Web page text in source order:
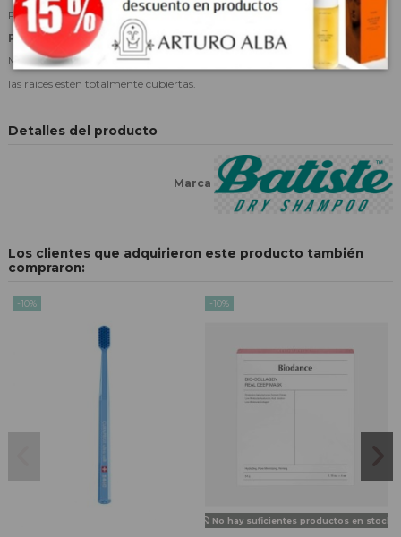
Pulverizar a 30 cm de las raíces separando el pelo por capas.
PASO 3
Masajear ligeramente con las yemas de los dedos para asegurarse que
las raíces estén totalmente cubiertas.
Detalles del producto
Marca
Los clientes que adquirieron este producto también
compraron:
-10% -10%
No hay suficientes productos en stock